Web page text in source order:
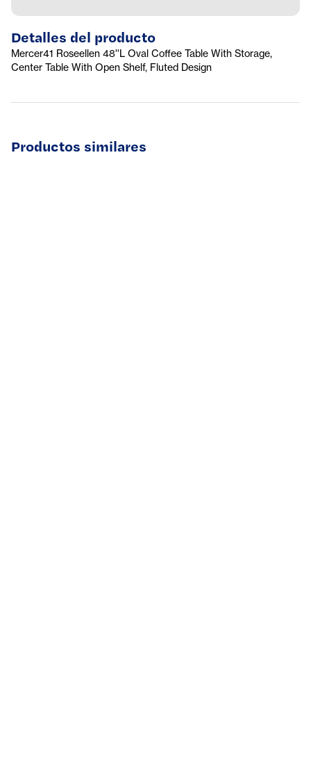
Detalles del producto
Mercer41 Roseellen 48''L Oval Coffee Table With Storage,
Center Table With Open Shelf, Fluted Design
Productos similares